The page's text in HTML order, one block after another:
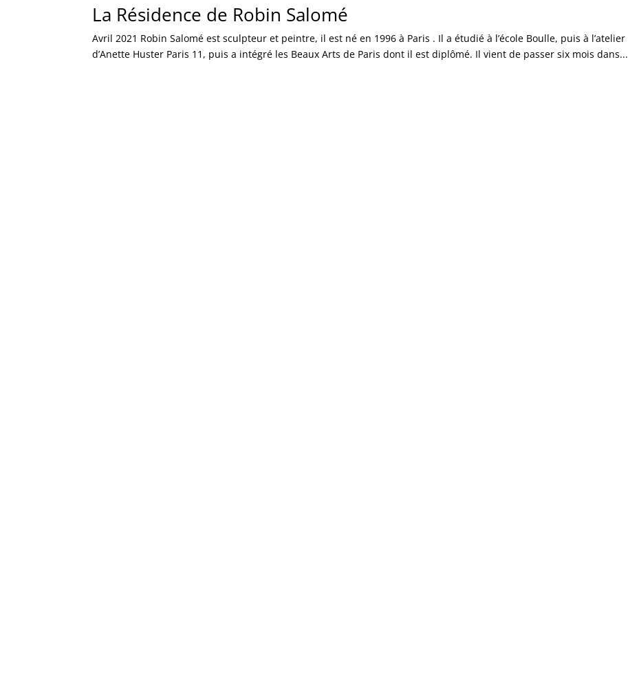
La Résidence de Robin Salomé
Avril 2021 Robin Salomé est sculpteur et peintre, il est né en 1996 à Paris . Il a étudié à l’école Boulle, puis à l’atelier
d’Anette Huster Paris 11, puis a intégré les Beaux Arts de Paris dont il est diplômé. Il vient de passer six mois dans...